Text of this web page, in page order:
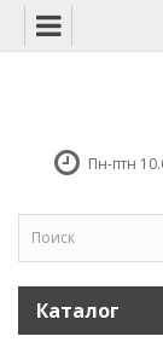
Пн-птн
Каталог